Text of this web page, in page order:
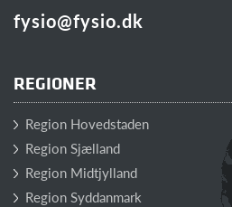
fysio@fysio.dk
REGIONER
Region Hovedstaden
Region Sjælland
Region Midtjylland
Region Syddanmark